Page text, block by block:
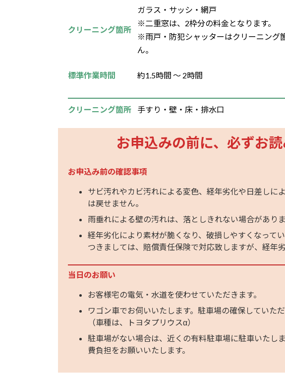
クリーニング箇所
ガラス・サッシ・網戸
※二重窓は、2枠分の料金となります。
※雨戸・防犯シャッターはクリーニング
ん。
標準作業時間 約1.5時間 ～ 2時間
クリーニング箇所 手すり・壁・床・排水口
お申込みの前に、必ずお読
お申込み前の確認事項
サビ汚れやカビ汚れによる変色、経年劣化や日差しに
は戻せません。
雨垂れによる壁の汚れは、落としきれない場合がありま
経年劣化により素材が脆くなり、破損しやすくなって
つきましては、賠償責任保険で対応致しますが、経年
当日のお願い
お客様宅の電気・水道を使わせていただきます。
ワゴン車でお伺いいたします。駐車場の確保していた
（車種は、トヨタプリウスα）
駐車場がない場合は、近くの有料駐車場に駐車いたし
費負担をお願いいたします。